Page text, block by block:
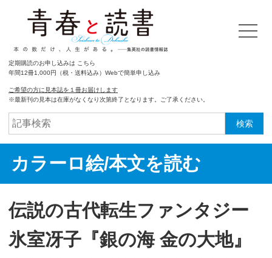
定期購読のお申し込みは こちら
年間12冊1,000円（税・送料込み）Webで簡単申し込み
ご希望の方に見本誌を１冊お届けします
※最新刊の見本は在庫がなくなり次第終了となります。ご了承ください。
検索
カラーロ絵/本文を読む
伝説の古代転生ファンタジー
氷室冴子『銀の海 金の大地』